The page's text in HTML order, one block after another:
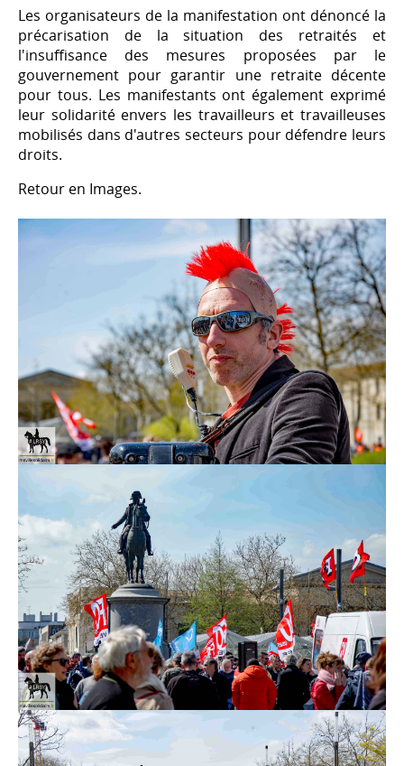
Les organisateurs de la manifestation ont dénoncé la
précarisation de la situation des retraités et
l'insuffisance des mesures proposées par le
gouvernement pour garantir une retraite décente
pour tous. Les manifestants ont également exprimé
leur solidarité envers les travailleurs et travailleuses
mobilisés dans d'autres secteurs pour défendre leurs
droits.
Retour en Images.